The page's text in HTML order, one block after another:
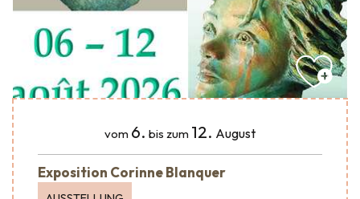
vom 6. bis zum 12. August
Exposition Corinne Blanquer